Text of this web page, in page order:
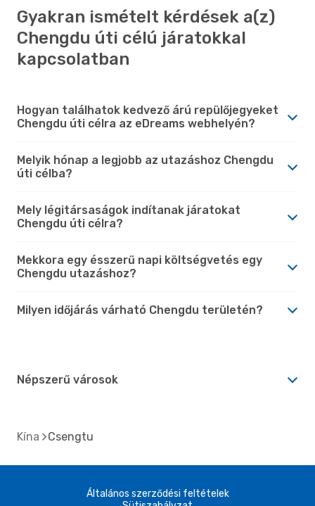
Gyakran ismételt kérdések a(z)
Chengdu úti célú járatokkal
kapcsolatban
Hogyan találhatok kedvező árú repülőjegyeket
Chengdu úti célra az eDreams webhelyén?
Melyik hónap a legjobb az utazáshoz Chengdu
úti célba?
Mely légitársaságok indítanak járatokat
Chengdu úti célra?
Mekkora egy ésszerű napi költségvetés egy
Chengdu utazáshoz?
Milyen időjárás várható Chengdu területén?
Népszerű városok
Kína Csengtu
Általános szerződési feltételek